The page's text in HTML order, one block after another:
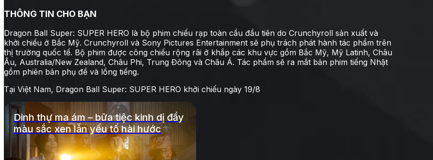
THÔNG TIN CHO BẠN
Dragon Ball Super: SUPER HERO là bộ phim chiếu rạp toàn cầu đầu tiên do Crunchyroll sản xuất và
khởi chiếu ở Bắc Mỹ. Crunchyroll và Sony Pictures Entertainment sẽ phụ trách phát hành tác phẩm trên
thị trường quốc tế. Bộ phim được công chiếu rộng rãi ở khắp các khu vực gồm Bắc Mỹ, Mỹ Latinh, Châu
Âu, Australia/New Zealand, Châu Phi, Trung Đông và Châu Á. Tác phẩm sẽ ra mắt bản phim tiếng Nhật
gồm phiên bản phụ đề và lồng tiếng.
Tại Việt Nam, Dragon Ball Super: SUPER HERO khởi chiếu ngày 19/8
Dinh thự ma ám – bữa tiệc kinh dị đầy
màu sắc xen lẫn yếu tố hài hước